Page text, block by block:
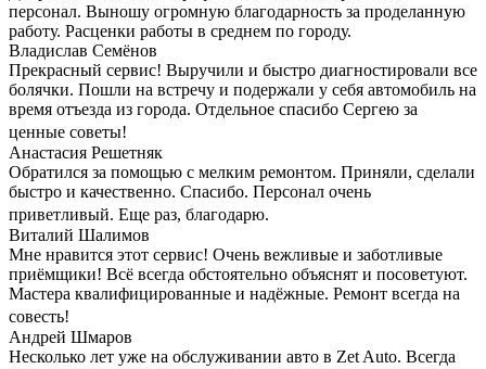
персонал. Выношу огромную благодарность за проделанную
работу. Расценки работы в среднем по городу.
Владислав Семёнов
Прекрасный сервис! Выручили и быстро диагностировали все
болячки. Пошли на встречу и подержали у себя автомобиль на
время отъезда из города. Отдельное спасибо Сергею за
ценные советы!
Анастасия Решетняк
Обратился за помощью с мелким ремонтом. Приняли, сделали
быстро и качественно. Спасибо. Персонал очень
приветливый. Еще раз, благодарю.
Виталий Шалимов
Мне нравится этот сервис! Очень вежливые и заботливые
приёмщики! Всё всегда обстоятельно объяснят и посоветуют.
Мастера квалифицированные и надёжные. Ремонт всегда на
совесть!
Андрей Шмаров
Несколько лет уже на обслуживании авто в Zet Auto. Всегда